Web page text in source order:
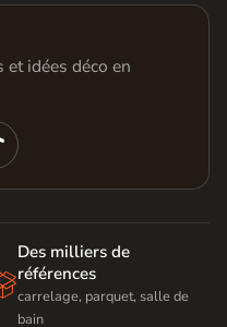
idées déco en
Des milliers de
références
carrelage, parquet, salle de
bain